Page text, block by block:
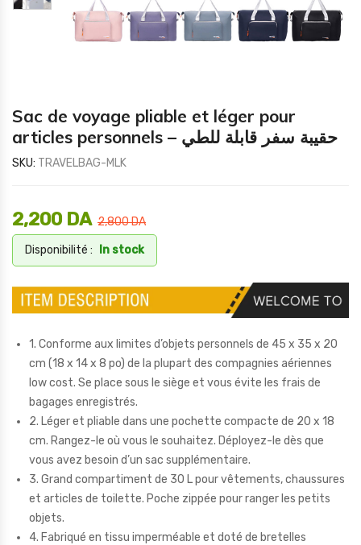
Sac de voyage pliable et léger pour
articles personnels – حقيبة سفر قابلة للطي
SKU: TRAVELBAG-MLK
2,800DA
2,200 DA
Disponibilité : In stock
1. Conforme aux limites d’objets personnels de 45 x 35 x 20
cm (18 x 14 x 8 po) de la plupart des compagnies aériennes
low cost. Se place sous le siège et vous évite les frais de
bagages enregistrés.
2. Léger et pliable dans une pochette compacte de 20 x 18
cm. Rangez-le où vous le souhaitez. Déployez-le dès que
vous avez besoin d’un sac supplémentaire.
3. Grand compartiment de 30 L pour vêtements, chaussures
et articles de toilette. Poche zippée pour ranger les petits
objets.
4. Fabriqué en tissu imperméable et doté de bretelles